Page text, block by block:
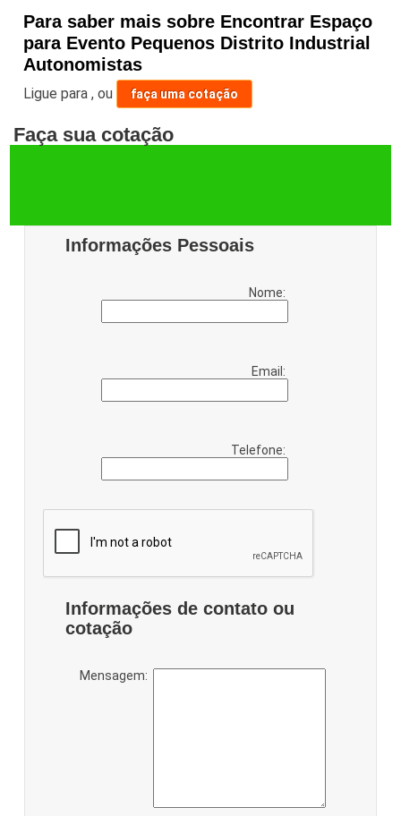
Para saber mais sobre Encontrar Espaço
para Evento Pequenos Distrito Industrial
Autonomistas
Ligue para,ou faça uma cotação
Faça sua cotação
Informações Pessoais
Nome:
Email:
Telefone:
Informações de contato ou
cotação
Mensagem: